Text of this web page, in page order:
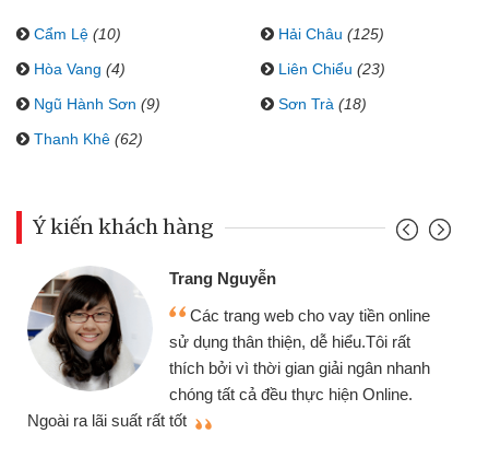
Cẩm Lệ (10) Hải Châu (125)
Hòa Vang (4) Liên Chiểu (23)
Ngũ Hành Sơn (9) Sơn Trà (18)
Thanh Khê (62)
Ý kiến khách hàng
Trang Nguyễn
Các trang web cho vay tiền online
sử dụng thân thiện, dễ hiểu.Tôi rất
thích bởi vì thời gian giải ngân nhanh
chóng tất cả đều thực hiện Online.
Ngoài ra lãi suất rất tốt